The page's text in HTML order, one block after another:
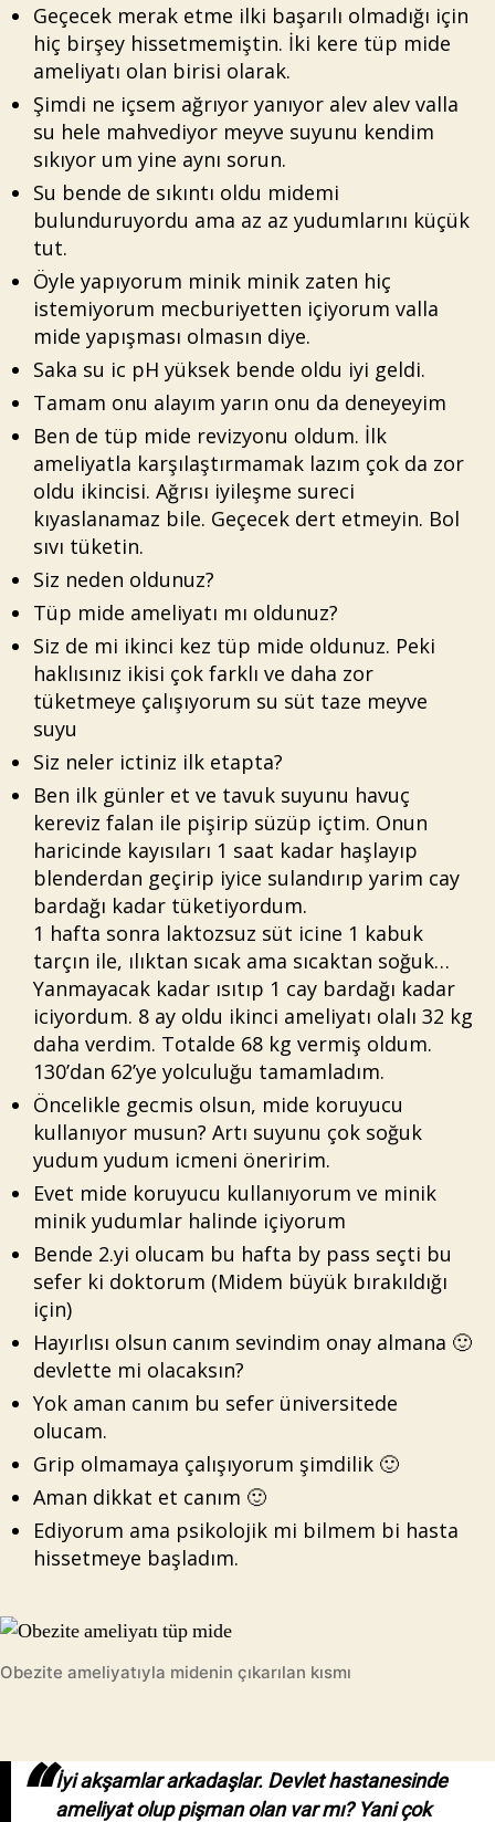
Geçecek merak etme ilki başarılı olmadığı için
hiç birşey hissetmemiştin. İki kere tüp mide
ameliyatı olan birisi olarak.
Şimdi ne içsem ağrıyor yanıyor alev alev valla
su hele mahvediyor meyve suyunu kendim
sıkıyor um yine aynı sorun.
Su bende de sıkıntı oldu midemi
bulunduruyordu ama az az yudumlarını küçük
tut.
Öyle yapıyorum minik minik zaten hiç
istemiyorum mecburiyetten içiyorum valla
mide yapışması olmasın diye.
Saka su ic pH yüksek bende oldu iyi geldi.
Tamam onu alayım yarın onu da deneyeyim
Ben de tüp mide revizyonu oldum. İlk
ameliyatla karşılaştırmamak lazım çok da zor
oldu ikincisi. Ağrısı iyileşme sureci
kıyaslanamaz bile. Geçecek dert etmeyin. Bol
sıvı tüketin.
Siz neden oldunuz?
Tüp mide ameliyatı mı oldunuz?
Siz de mi ikinci kez tüp mide oldunuz. Peki
haklısınız ikisi çok farklı ve daha zor
tüketmeye çalışıyorum su süt taze meyve
suyu
Siz neler ictiniz ilk etapta?
Ben ilk günler et ve tavuk suyunu havuç
kereviz falan ile pişirip süzüp içtim. Onun
haricinde kayısıları 1 saat kadar haşlayıp
blenderdan geçirip iyice sulandırıp yarim cay
bardağı kadar tüketiyordum.
1 hafta sonra laktozsuz süt icine 1 kabuk
tarçın ile, ılıktan sıcak ama sıcaktan soğuk…
Yanmayacak kadar ısıtıp 1 cay bardağı kadar
iciyordum. 8 ay oldu ikinci ameliyatı olalı 32 kg
daha verdim. Totalde 68 kg vermiş oldum.
130’dan 62’ye yolculuğu tamamladım.
Öncelikle gecmis olsun, mide koruyucu
kullanıyor musun? Artı suyunu çok soğuk
yudum yudum icmeni öneririm.
Evet mide koruyucu kullanıyorum ve minik
minik yudumlar halinde içiyorum
Bende 2.yi olucam bu hafta by pass seçti bu
sefer ki doktorum (Midem büyük bırakıldığı
için)
Hayırlısı olsun canım sevindim onay almana 🙂
devlette mi olacaksın?
Yok aman canım bu sefer üniversitede
olucam.
Grip olmamaya çalışıyorum şimdilik 🙂
Aman dikkat et canım 🙂
Ediyorum ama psikolojik mi bilmem bi hasta
hissetmeye başladım.
Obezite ameliyatıyla midenin çıkarılan kısmı
İyi akşamlar arkadaşlar. Devlet hastanesinde
ameliyat olup pişman olan var mı? Yani çok